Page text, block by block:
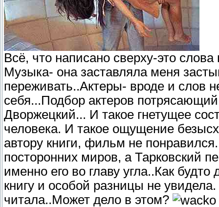
Всё, что написано сверху-это
Музыка- она заставляла меня
переживать..Актеры- вроде и слов
себя...Подбор актеров
Дворжецкий... И такое гнетущее
человека. И такое ощущение
автору книги, фильм не
посторонних миров, а Тарковский
именно его во главу угла..Как
книгу и особой разницы не
читала..Может дело в этом?